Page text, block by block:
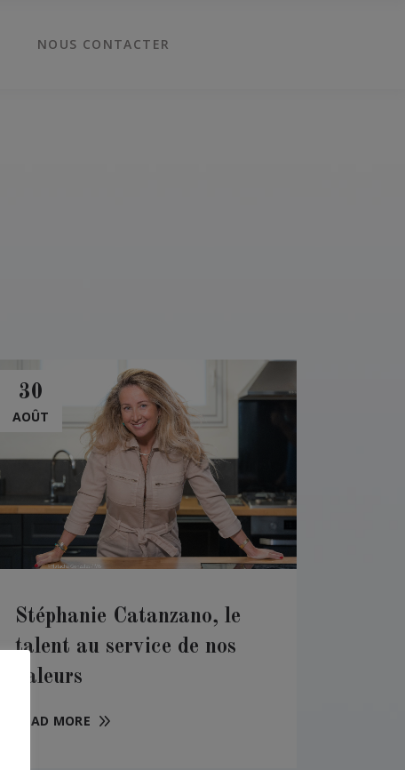
NOUS CONTACTER
30
AOÛT
Stéphanie Catanzano, le
talent au service de nos
valeurs
READ MORE